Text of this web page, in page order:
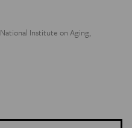
National Institute on Aging,